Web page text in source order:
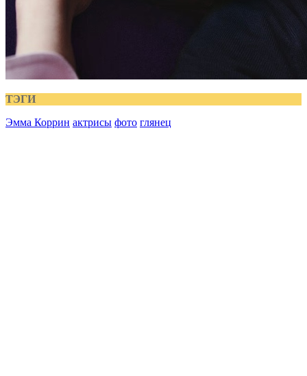
ТЭГИ
Эмма Коррин актрисы фото глянец